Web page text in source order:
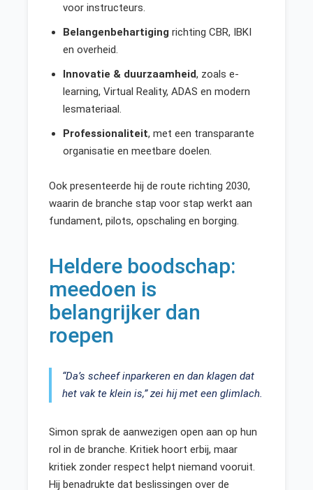
voor instructeurs.
Belangenbehartiging richting CBR, IBKI
en overheid.
Innovatie & duurzaamheid, zoals e-
learning, Virtual Reality, ADAS en modern
lesmateriaal.
Professionaliteit, met een transparante
organisatie en meetbare doelen.
Ook presenteerde hij de route richting 2030,
waarin de branche stap voor stap werkt aan
fundament, pilots, opschaling en borging.
Heldere boodschap:
meedoen is
belangrijker dan
roepen
“Da’s scheef inparkeren en dan klagen dat
het vak te klein is,” zei hij met een glimlach.
Simon sprak de aanwezigen open aan op hun
rol in de branche. Kritiek hoort erbij, maar
kritiek zonder respect helpt niemand vooruit.
Hij benadrukte dat beslissingen over de